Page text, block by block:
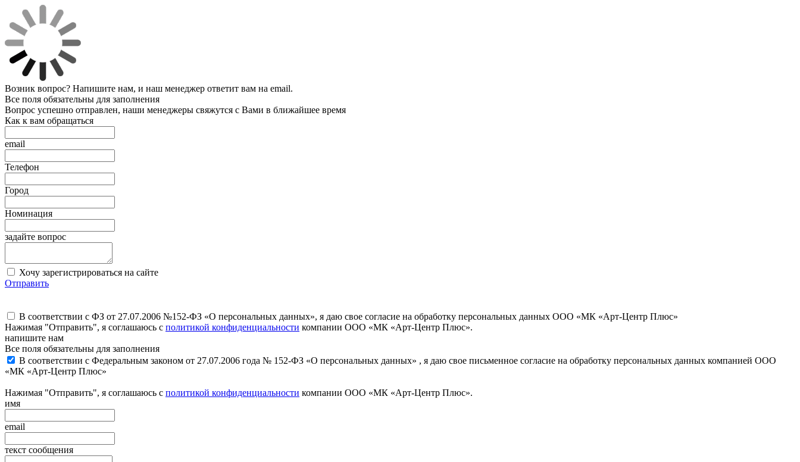
Возник вопрос? Напишите нам, и наш менеджер ответит вам на email.
Все поля обязательны для заполнения
Вопрос успешно отправлен, наши менеджеры свяжутся с Вами в ближайшее время
Как к вам обращаться
email
Телефон
Город
Номинация
задайте вопрос
Хочу зарегистрироваться на сайте
Отправить
В соответствии с ФЗ от 27.07.2006 №152-ФЗ «О персональных данных», я даю свое согласие на обработку персональных данных ООО «МК «Арт-Центр Плюс»
Нажимая "Отправить", я соглашаюсь с политикой конфиденциальности компании ООО «МК «Арт-Центр Плюс».
напишите нам
Все поля обязательны для заполнения
В соответствии с Федеральным законом от 27.07.2006 года № 152-ФЗ «О персональных данных» , я даю свое письменное согласие на обработку персональных данных компанией ООО
«МК «Арт-Центр Плюс»
Нажимая "Отправить", я соглашаюсь с политикой конфиденциальности компании ООО «МК «Арт-Центр Плюс».
имя
email
текст сообщения